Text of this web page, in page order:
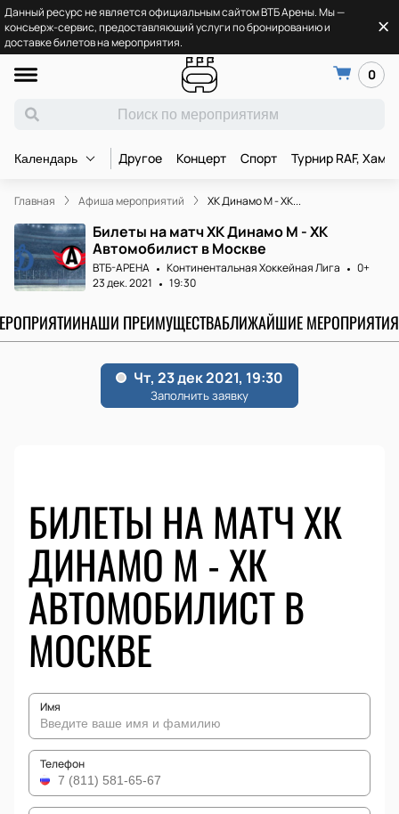
Данный ресурс не является официальным сайтом ВТБ Арены. Мы —
консьерж-сервис, предоставляющий услуги по бронированию и
доставке билетов на мероприятия.
0
Календарь Другое Концерт Спорт Турнир RAF,
Главная Афиша мероприятий ХК Динамо М - ХК...
Билеты на матч ХК Динамо М - ХК
Автомобилист в Москве
ВТБ-АРЕНА Континентальная Хоккейная Лига
0+
23 дек. 2021
19:30
НАШИ ПРЕИМУЩЕСТВАБЛИЖАЙШИЕ МЕРОПРИЯТИЯ
БИЛЕТЫ НА МАТЧ ХК
ДИНАМО М - ХК
АВТОМОБИЛИСТ В
МОСКВЕ
Имя
Телефон